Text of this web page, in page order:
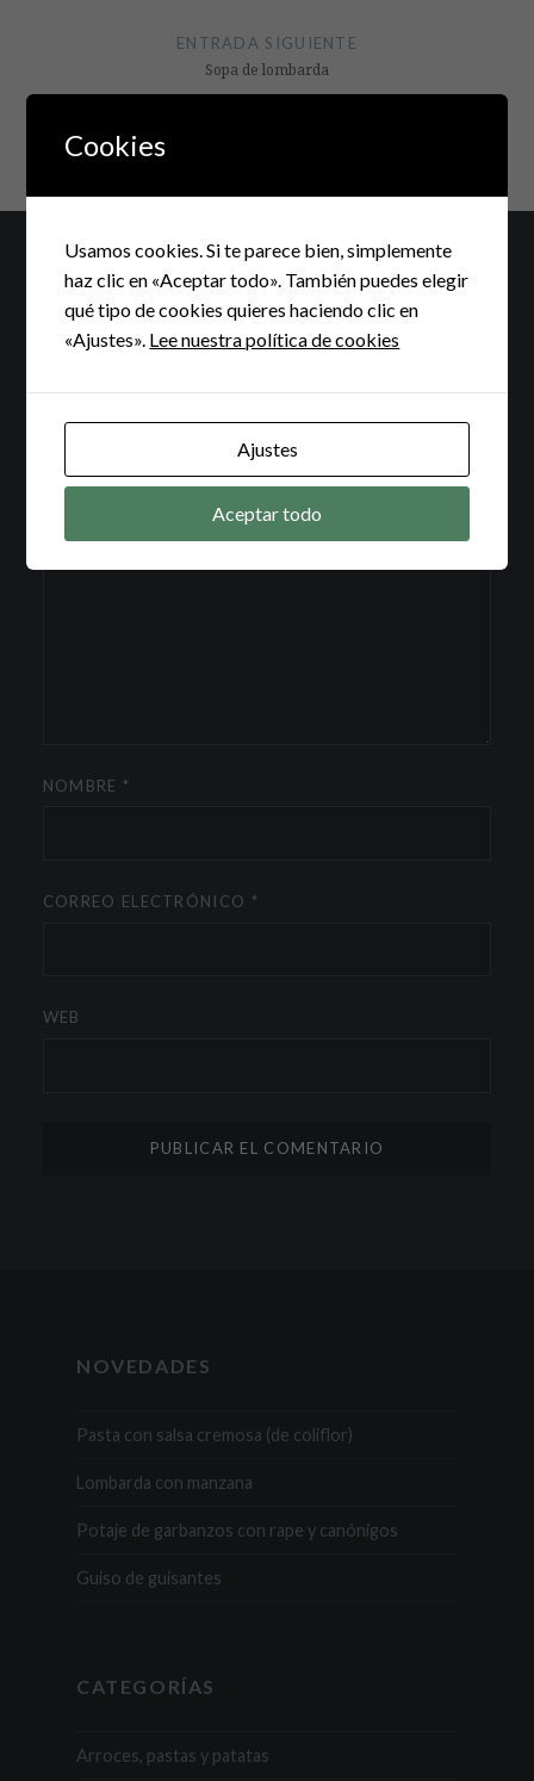
ENTRADA SIGUIENTE
Sopa de lombarda
Deja una respuesta
COMENTARIO
NOMBRE *
CORREO ELECTRÓNICO *
WEB
NOVEDADES
Pasta con salsa cremosa (de coliflor)
Lombarda con manzana
Potaje de garbanzos con rape y canónigos
Guiso de guisantes
CATEGORÍAS
Arroces, pastas y patatas
Cookies
Usamos cookies. Si te parece bien, simplemente
haz clic en «Aceptar todo». También puedes elegir
qué tipo de cookies quieres haciendo clic en
«Ajustes». Lee nuestra política de cookies
Ajustes
Aceptar todo